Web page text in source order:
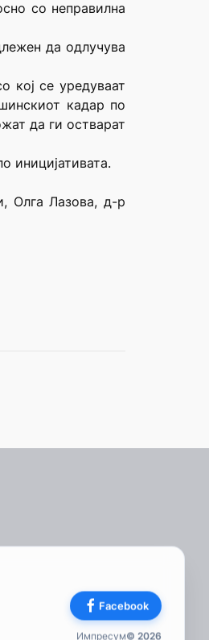
со неправилна
да одлучува
кој се уредуваат
кадар по
да ги остварат
иницијативата.
Олга Лазова, д-р
Facebook
Импресум© 2026